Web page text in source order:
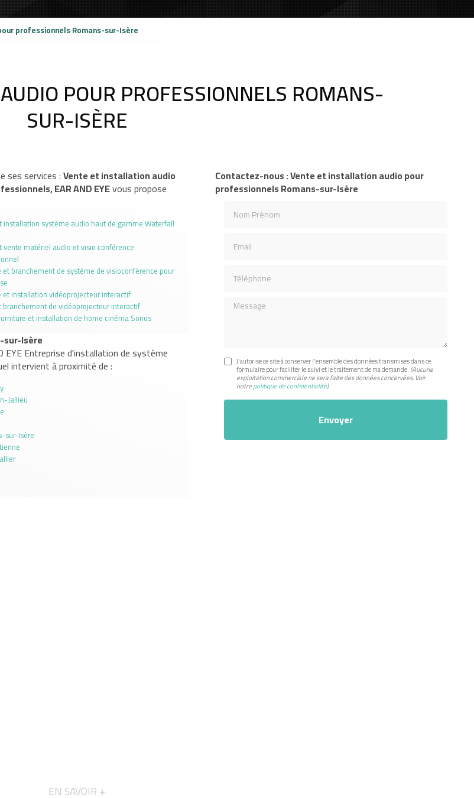
professionnels Romans-sur-Isère
POUR PROFESSIONNELS ROMANS-
SUR-ISÈRE
ses services :Vente et installation audio
EAR AND EYEvous propose
installation système audio haut de gamme Waterfall
vente matériel audio et visio conférence
et branchement de système de visioconférence pour
et installation vidéoprojecteur interactif
branchement de vidéoprojecteur interactif
et installation de home cinéma Sonos
sur-Isère
EYE Entreprise d'installation de système
intervient à proximité de :
Jallieu
sur-Isère
Contactez-nous : Vente et installation audio pour
professionnels Romans-sur-Isère
Message
J'autorise ce site à conserver l'ensemble des données transmises dans ce
formulaire pour faciliter le suivi et le traitement de ma demande. (Aucune
exploitation commerciale ne sera faite des données concervées. Voir
notrepolitique de confidentialité)
EN SAVOIR +